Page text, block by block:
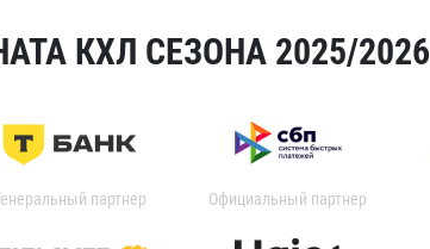
КХЛ СЕЗОНА 2025/2026
партнер Официальный партнер